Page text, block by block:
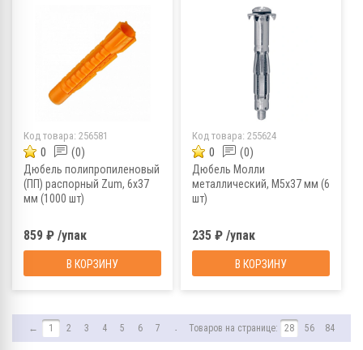
Код товара: 256581
0 (0)
Дюбель полипропиленовый
(ПП) распорный Zum, 6х37
мм (1000 шт)
859 ₽ /упак
В КОРЗИНУ
Код товара: 255624
0 (0)
Дюбель Молли
металлический, M5х37 мм (6
шт)
235 ₽ /упак
В КОРЗИНУ
← 1 2 3 4 5 6 7 → Товаров на странице: 28 56 84